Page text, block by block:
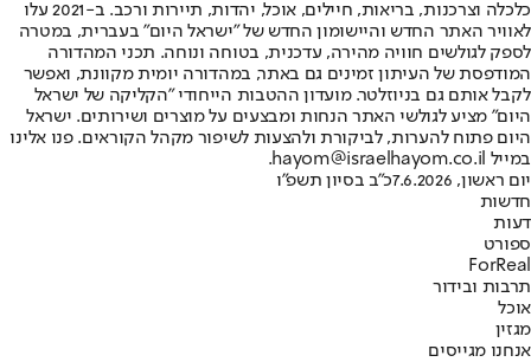
כלכלה וצרכנות, בריאות, חיילים, אוכל, יהדות, תיירות ורכב. ב-2021 עלו
לאוויר האתר החדש והיישומון החדש של "ישראל היום" בעברית, במטרה
לספק לגולשים חוויה מהירה, עדכנית, בטוחה ונוחה. תכני המהדורה
המודפסת של העיתון זמינים גם באתר, במהדורה יומית מקוונת, ואפשר
לקבל אותם גם בניוזלטר. מועדון ההטבות הייחודי "הקליקה של ישראל
היום" מציע לגולשי האתר הנחות ומבצעים על מוצרים ושירותים. ישראל
היום פתוח להערות, לביקורת ולהצעות לשיפור מקהל הקוראים. פנו אלינו
במייל hayom@israelhayom.co.il.
יום ראשון, 7.6.2026
כ"ב בסיון תשפ"ו
חדשות
דעות
ספורט
ForReal
תרבות ובידור
אוכל
מגזין
אנחנו מגייסים